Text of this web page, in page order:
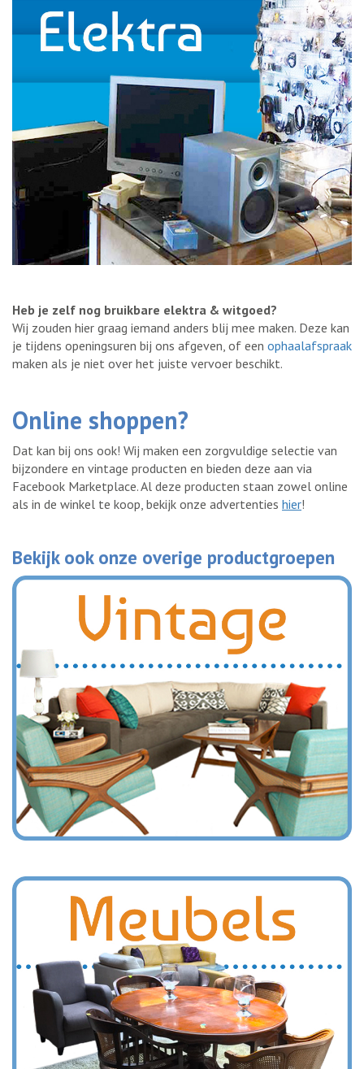
Heb je zelf nog bruikbare elektra & witgoed?
Wij zouden hier graag iemand anders blij mee maken. Deze kan
je tijdens openingsuren bij ons afgeven, of een ophaalafspraak
maken als je niet over het juiste vervoer beschikt.
Online shoppen?
Dat kan bij ons ook! Wij maken een zorgvuldige selectie van
bijzondere en vintage producten en bieden deze aan via
Facebook Marketplace. Al deze producten staan zowel online
als in de winkel te koop, bekijk onze advertenties hier!
Bekijk ook onze overige productgroepen